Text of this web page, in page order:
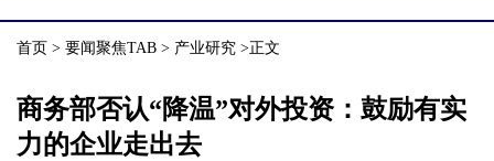
首页 > 要闻聚焦TAB > 产业研究 >正文
商务部否认“降温”对外投资：鼓励有实
力的企业走出去